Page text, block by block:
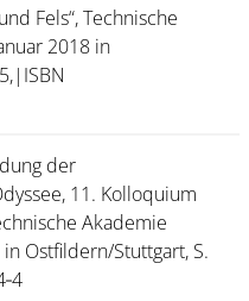
Fels“, Technische
2018 in
der
11. Kolloquium
Akademie
in Ostfildern/Stuttgart, S.